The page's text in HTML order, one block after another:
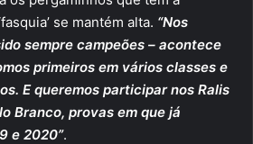
se mantém alta. “Nos
sempre campeões – acontece
primeiros em vários classes e
E queremos participar nos Ralis
Branco, provas em que já
e 2020”.